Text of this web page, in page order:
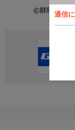
通信